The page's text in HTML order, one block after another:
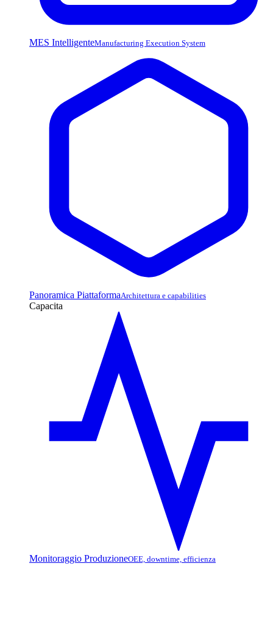
MES IntelligenteManufacturing Execution System
Panoramica PiattaformaArchitettura e capabilities
Capacita
Monitoraggio ProduzioneOEE, downtime, efficienza